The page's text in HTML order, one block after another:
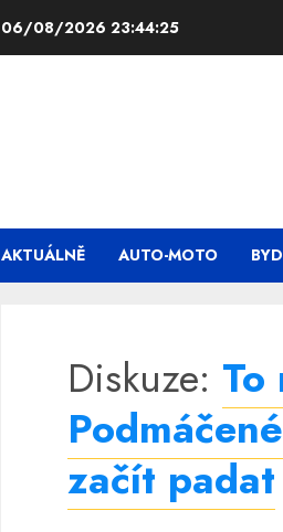
06/08/2026 23:44:26
AKTUÁLNĚ AUTO-MOTO
Diskuze:
začít padat